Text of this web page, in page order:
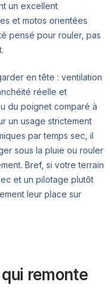
un excellent
et motos orientées
pensé pour rouler, pas
en tête : ventilation
réelle et
du poignet comparé à
un usage strictement
par temps sec, il
sous la pluie ou rouler
Bref, si votre terrain
et un pilotage plutôt
leur place sur
remonte